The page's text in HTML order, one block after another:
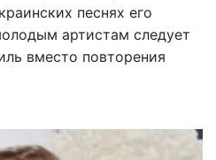
песнях его
артистам следует
вместо повторения